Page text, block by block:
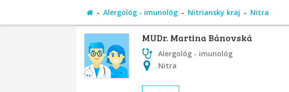
Alergológ - imunológ Nitriansky kraj Nitra
MUDr. Martina Bánovská
Alergológ - imunológ
Nitra